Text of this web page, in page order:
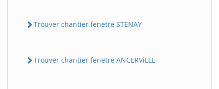
Trouver chantier fenetre STENAY
Trouver chantier fenetre ANCERViLLE